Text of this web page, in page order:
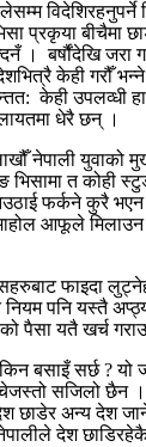
विदेशिरहनुपर्ने
प्रकृया बीचैमा
। बर्षौंदेखि जरा
केही गरौँ भन्ने
केही उपलव्धी
धेरै छन् ।
नेपाली युवाको
भिसामा त कोही
फर्कने कुरै
आफूले
फाइदा
पनि यस्तै
पैसा यतै खर्च
बसाइँ सर्छ ? यो
सजिलो
अन्य देश जाने
देश